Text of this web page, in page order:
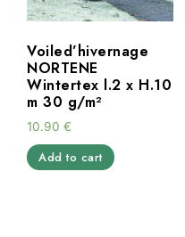
Voiled’hivernage
NORTENE
Wintertex l.2 x H.10
m 30 g/m²
10.90 €
Add to cart